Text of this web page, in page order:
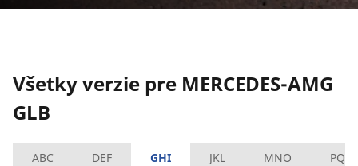
Všetky verzie pre MERCEDES-AMG
GLB
ABC DEF GHI JKL MNO PQRS